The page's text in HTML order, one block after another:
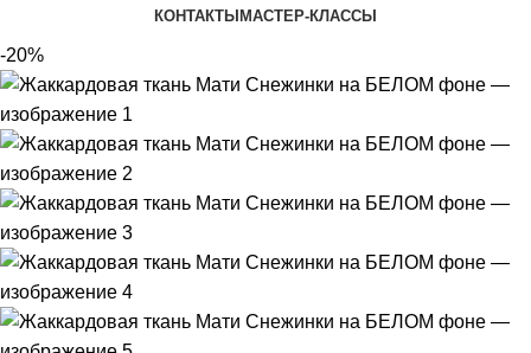
КОНТАКТЫМАСТЕР-КЛАССЫ
-20%